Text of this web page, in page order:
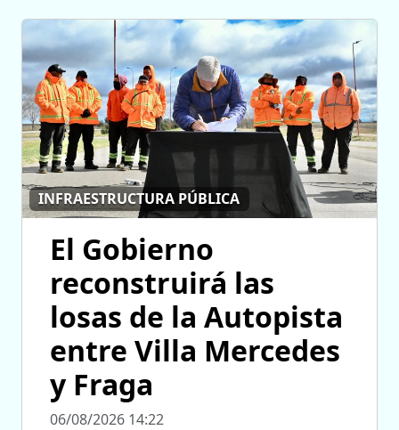
INFRAESTRUCTURA PÚBLICA
El Gobierno
reconstruirá las
losas de la Autopista
entre Villa Mercedes
y Fraga
06/08/2026 14:22